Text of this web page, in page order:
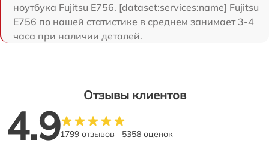
ноутбука Fujitsu E756. [dataset:services:name] Fujitsu
E756 по нашей статистике в среднем занимает 3-4
часа при наличии деталей.
Отзывы клиентов
4.91799 отзывов 5358 оценок